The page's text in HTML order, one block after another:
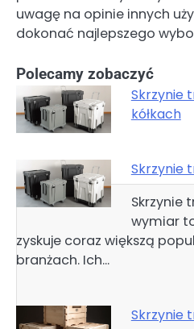
uwagę na opinie innych
dokonać najlepszego
Polecamy zobaczyć
Skrzynie
kółkach
Skrzynie
Skrzynie
wymiar
zyskuje coraz większą
branżach. Ich…
Skrzynie
Nawigacja